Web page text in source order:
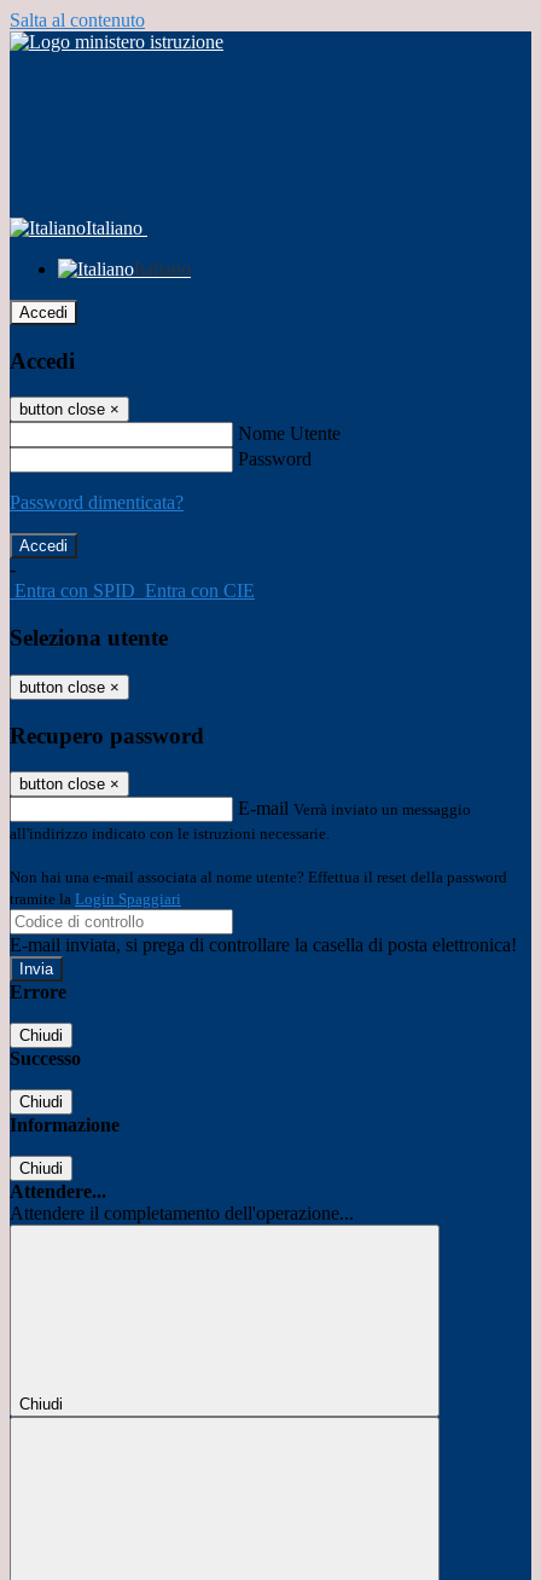
Salta al contenuto
Italiano
Italiano
Accedi
Accedi
button close ×
Nome Utente
Password
Password dimenticata?
-
Entra con SPID Entra con CIE
Seleziona utente
button close ×
Recupero password
button close ×
E-mail Verrà inviato un messaggio
all'indirizzo indicato con le istruzioni necessarie.
Non hai una e-mail associata al nome utente? Effettua il reset della password
tramite la Login Spaggiari
E-mail inviata, si prega di controllare la casella di posta elettronica!
Errore
Chiudi
Successo
Chiudi
Informazione
Chiudi
Attendere...
Attendere il completamento dell'operazione...
Chiudi